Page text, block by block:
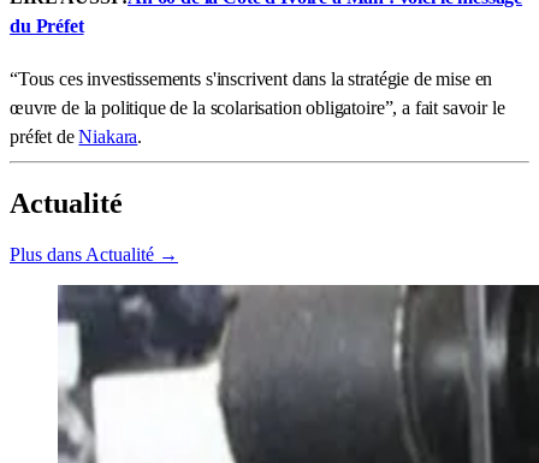
du Préfet
“Tous ces investissements s'inscrivent dans la stratégie de mise en
œuvre de la politique de la scolarisation obligatoire”, a fait savoir le
préfet deNiakara.
Actualité
Plus dans Actualité →